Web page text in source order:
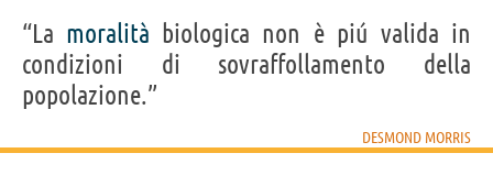
“La moralità biologica non è piú valida in
condizioni di sovraffollamento della
popolazione.”
DESMOND MORRIS